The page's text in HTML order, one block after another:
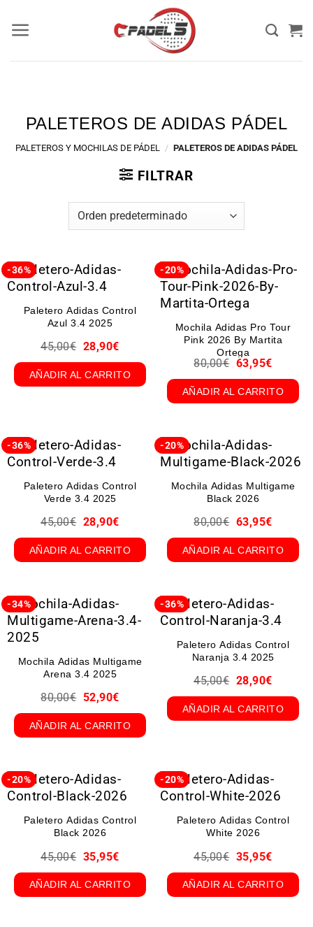
PALETEROS DE ADIDAS PÁDEL
PALETEROS Y MOCHILAS DE PÁDEL / PALETEROS DE ADIDAS PÁDEL
FILTRAR
-36%
Paletero Adidas Control
Azul 3.4 2025
45,00€ 28,90€
AÑADIR AL CARRITO
-20%
Mochila Adidas Pro Tour
Pink 2026 By Martita
Ortega
80,00€ 63,95€
AÑADIR AL CARRITO
-36%
Paletero Adidas Control
Verde 3.4 2025
45,00€ 28,90€
AÑADIR AL CARRITO
-20%
Mochila Adidas Multigame
Black 2026
80,00€ 63,95€
AÑADIR AL CARRITO
-34%
Mochila Adidas Multigame
Arena 3.4 2025
80,00€ 52,90€
AÑADIR AL CARRITO
-36%
Paletero Adidas Control
Naranja 3.4 2025
45,00€ 28,90€
AÑADIR AL CARRITO
-20%
Paletero Adidas Control
Black 2026
45,00€ 35,95€
AÑADIR AL CARRITO
-20%
Paletero Adidas Control
White 2026
45,00€ 35,95€
AÑADIR AL CARRITO